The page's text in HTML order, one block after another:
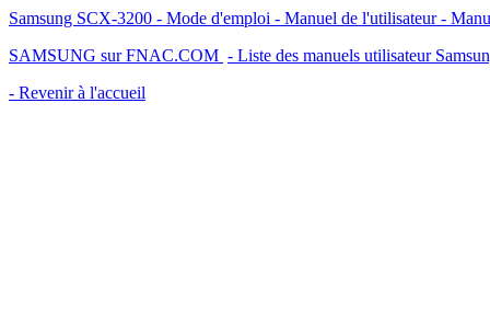
Samsung SCX-3200 - Mode d'emploi - Manuel de l'utilisateur -
SAMSUNG sur FNAC.COM - Liste des manuels utilisateur
- Revenir à l'accueil